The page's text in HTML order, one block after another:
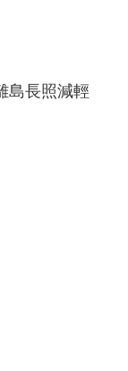
島長照減輕